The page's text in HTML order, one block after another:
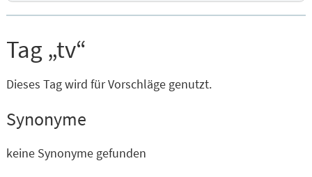
Tag „tv“
Dieses Tag wird für Vorschläge genutzt.
Synonyme
keine Synonyme gefunden